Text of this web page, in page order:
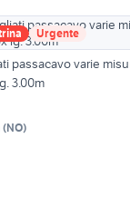
Urgente
passacavo varie
3.00m
(NO)